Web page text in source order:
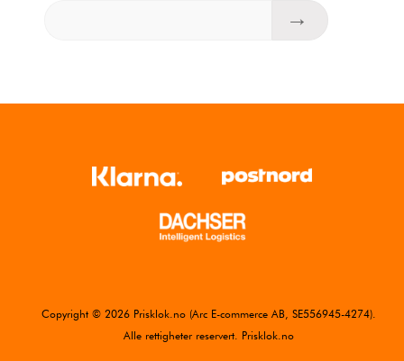
Copyright © 2026 Prisklok.no (Arc E-commerce AB, SE556945-4274).
Alle rettigheter reservert. Prisklok.no